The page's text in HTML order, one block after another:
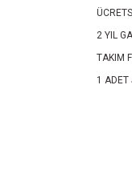
2 YIL
TAKIM
1 ADET